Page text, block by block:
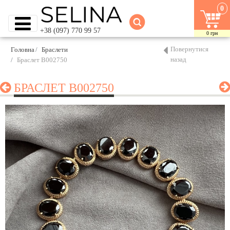
+38 (097) 770 99 57
0
0 грн
Головна
Браслети
Браслет B002750
Повернутися
назад
БРАСЛЕТ B002750